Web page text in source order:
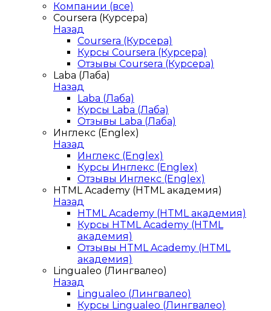
Компании (все)
Coursera (Курсера)
Назад
Coursera (Курсера)
Курсы Coursera (Курсера)
Отзывы Coursera (Курсера)
Laba (Лаба)
Назад
Laba (Лаба)
Курсы Laba (Лаба)
Отзывы Laba (Лаба)
Инглекс (Englex)
Назад
Инглекс (Englex)
Курсы Инглекс (Englex)
Отзывы Инглекс (Englex)
HTML Academy (HTML академия)
Назад
HTML Academy (HTML академия)
Курсы HTML Academy (HTML
академия)
Отзывы HTML Academy (HTML
академия)
Lingualeo (Лингвалео)
Назад
Lingualeo (Лингвалео)
Курсы Lingualeo (Лингвалео)